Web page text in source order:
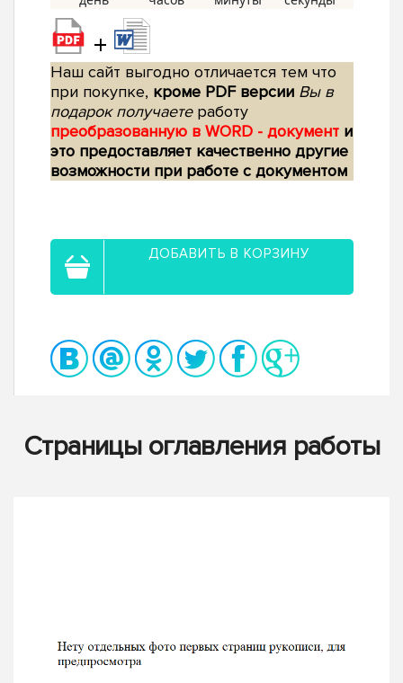
+
Наш сайт выгодно отличается тем что
при покупке, кроме PDF версии Вы в
подарок получаетеработу
преобразованную в WORD - документ и
это предоставляет качественно другие
возможности при работе с документом
ДОБАВИТЬ В КОРЗИНУ
Страницы оглавления работы